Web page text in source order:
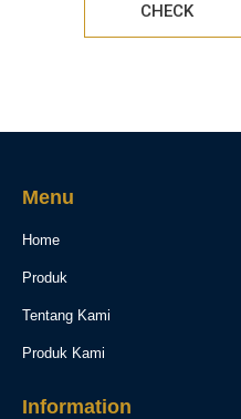
CHECK
Menu
Home
Produk
Tentang Kami
Produk Kami
Information